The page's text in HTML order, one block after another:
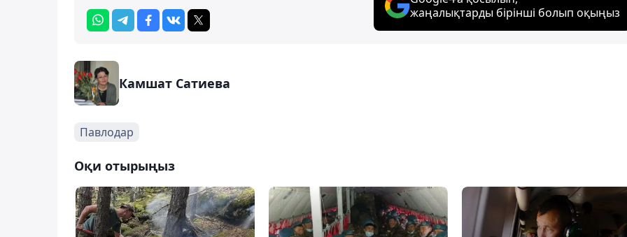
жаңалықтарды бірінші болып оқыңыз
Камшат Сатиева
Павлодар
Оқи отырыңыз